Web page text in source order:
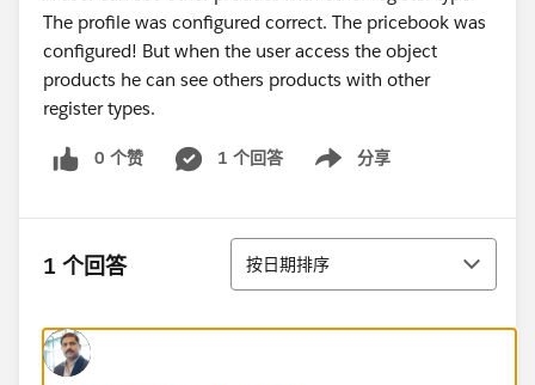
The profile was configured correct. The pricebook was
configured! But when the user access the object
products he can see others products with other
register types.
0 个赞 1 个回答 分享
Show menu
1 个回答 排序
按日期排序